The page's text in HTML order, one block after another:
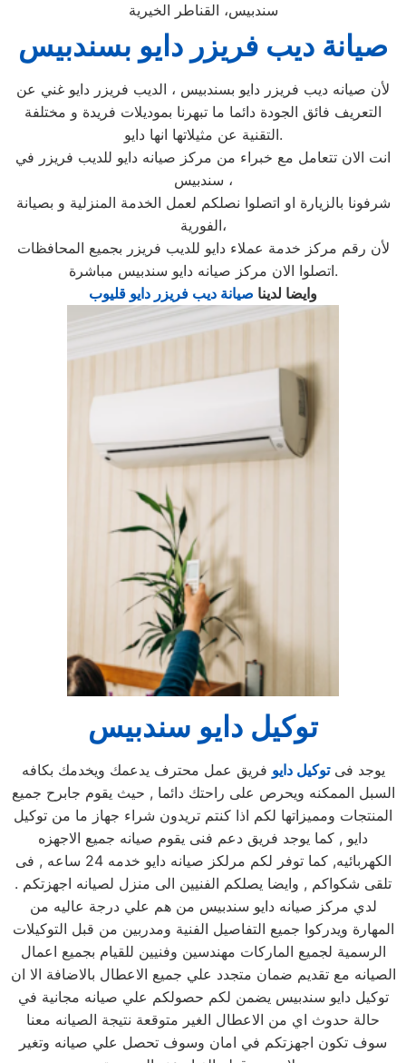
سندبيس، القناطر الخيرية
صيانة ديب فريزر دايو بسندبيس
لأن صيانه ديب فريزر دايو بسندبيس ، الديب فريزر دايو غني عن
التعريف فائق الجودة دائما ما تبهرنا بموديلات فريدة و مختلفة
التقنية عن مثيلاتها انها دايو.
انت الان تتعامل مع خبراء من مركز صيانه دايو للديب فريزر في
سندبيس ،
شرفونا بالزيارة او اتصلوا نصلكم لعمل الخدمة المنزلية و بصيانة
الفورية،
لأن رقم مركز خدمة عملاء دايو للديب فريزر بجميع المحافظات
اتصلوا الان مركز صيانه دايو سندبيس مباشرة.
وايضا لدينا صيانة ديب فريزر دايو قليوب
توكيل دايو سندبيس
يوجد فىتوكيل دايو فريق عمل محترف يدعمك ويخدمك بكافه
السبل الممكنه ويحرص على راحتك دائما , حيث يقوم جابرح جميع
المنتجات ومميزاتها لكم اذا كنتم تريدون شراء جهاز ما من توكيل
دايو , كما يوجد فريق دعم فنى يقوم صيانه جميع الاجهزه
الكهربائيه, كما توفر لكم مرلكز صيانه دايو خدمه 24 ساعه , فى
تلقى شكواكم , وايضا يصلكم الفنيين الى منزل لصيانه اجهزتكم .
لدي مركز صيانه دايو سندبيس من هم علي درجة عاليه من
المهارة ويدركوا جميع التفاصيل الفنية ومدربين من قبل التوكيلات
الرسمية لجميع الماركات مهندسين وفنيين للقيام بجميع اعمال
الصيانه مع تقديم ضمان متجدد علي جميع الاعطال بالاضافة الا ان
توكيل دايو سندبيس يضمن لكم حصولكم علي صيانه مجانية في
حالة حدوث اي من الاعطال الغير متوقعة نتيجة الصيانه معنا
سوف تكون اجهزتكم في امان وسوف تحصل علي صيانه وتغير